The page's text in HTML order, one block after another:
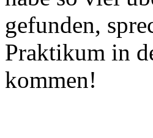
gefunden,
Praktikum in
kommen!